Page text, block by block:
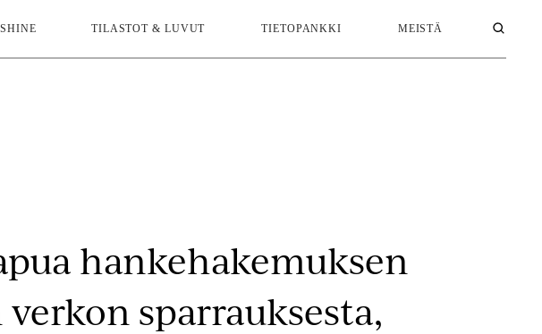
SHINE TILASTOT & LUVUT TIETOPANKKI MEISTÄ
hankehakemuksen
sparrauksesta,